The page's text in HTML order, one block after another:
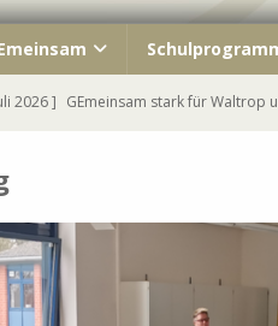
2026 ] GEmeinsam stark für Waltrop
2026 ]
2026 ] Traumhaftes Kennenlernfest
2026 ]
Einmal GE Waltrop – immer